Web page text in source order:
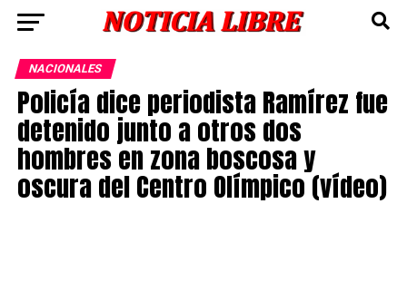
NACIONALES
Policía dice periodista Ramírez fue
detenido junto a otros dos
hombres en zona boscosa y
oscura del Centro Olímpico (vídeo)